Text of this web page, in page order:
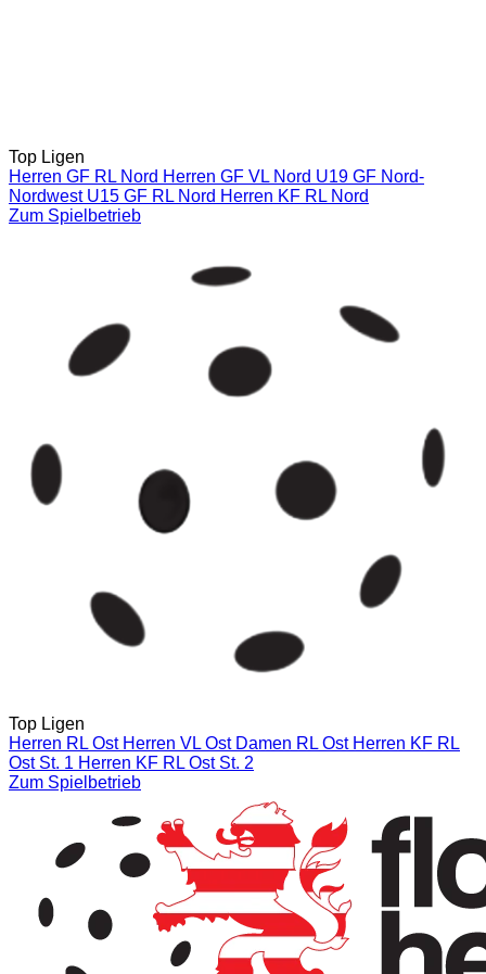
Top Ligen
Herren GF RL Nord Herren GF VL Nord U19 GF Nord-
Nordwest U15 GF RL Nord Herren KF RL Nord
Zum Spielbetrieb
Top Ligen
Herren RL Ost Herren VL Ost Damen RL Ost Herren KF RL
Ost St. 1 Herren KF RL Ost St. 2
Zum Spielbetrieb